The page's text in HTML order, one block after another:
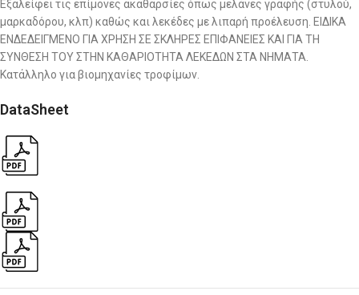
Εξαλείφει τις επίμονες ακαθαρσίες όπως μελάνες γραφής (στυλού,
μαρκαδόρου, κλπ) καθώς και λεκέδες με λιπαρή προέλευση. ΕΙΔΙΚΑ
ΕΝΔΕΔΕΙΓΜΕΝΟ ΓΙΑ ΧΡΗΣΗ ΣΕ ΣΚΛΗΡΕΣ ΕΠΙΦΑΝΕΙΕΣ ΚΑΙ ΓΙΑ ΤΗ
ΣΥΝΘΕΣΗ ΤΟΥ ΣΤΗΝ ΚΑΘΑΡΙΟΤΗΤΑ ΛΕΚΕΔΩΝ ΣΤΑ ΝΗΜΑΤΑ.
Κατάλληλο για βιομηχανίες τροφίμων.
DataSheet